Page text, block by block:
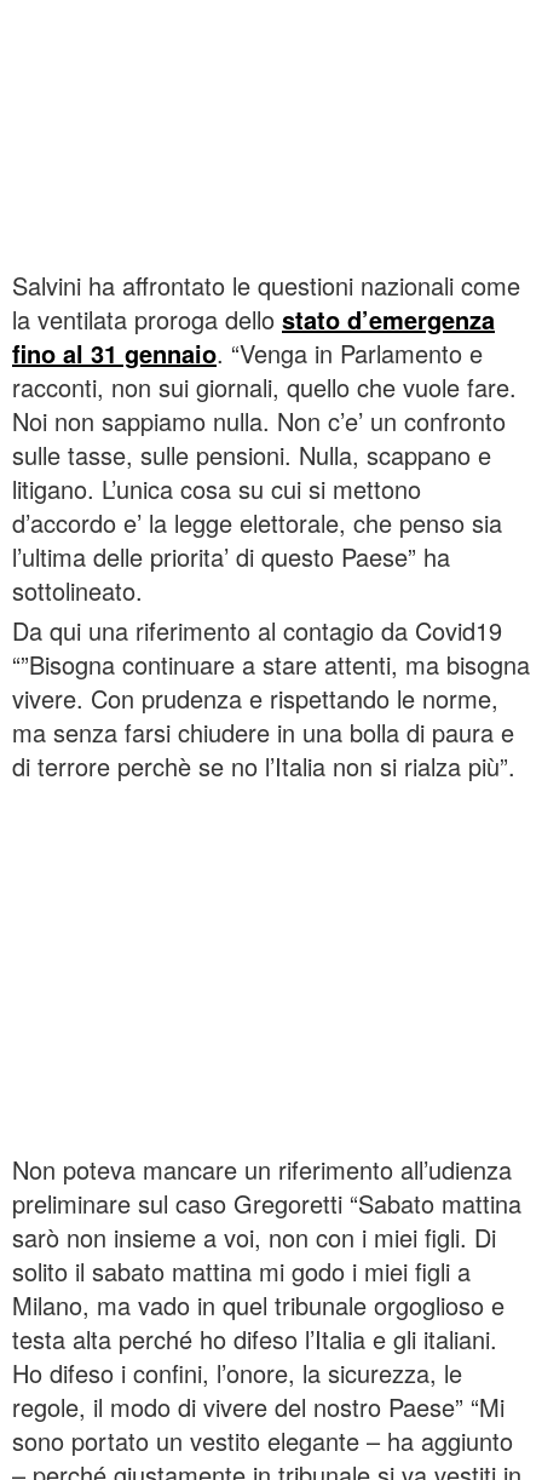
Salvini ha affrontato le questioni nazionali come
la ventilata proroga dello stato d’emergenza
fino al 31 gennaio. “Venga in Parlamento e
racconti, non sui giornali, quello che vuole fare.
Noi non sappiamo nulla. Non c’e’ un confronto
sulle tasse, sulle pensioni. Nulla, scappano e
litigano. L’unica cosa su cui si mettono
d’accordo e’ la legge elettorale, che penso sia
l’ultima delle priorita’ di questo Paese” ha
sottolineato.
Da qui una riferimento al contagio da Covid19
“”Bisogna continuare a stare attenti, ma bisogna
vivere. Con prudenza e rispettando le norme,
ma senza farsi chiudere in una bolla di paura e
di terrore perchè se no l’Italia non si rialza più”.
Non poteva mancare un riferimento all’udienza
preliminare sul caso Gregoretti “Sabato mattina
sarò non insieme a voi, non con i miei figli. Di
solito il sabato mattina mi godo i miei figli a
Milano, ma vado in quel tribunale orgoglioso e
testa alta perché ho difeso l’Italia e gli italiani.
Ho difeso i confini, l’onore, la sicurezza, le
regole, il modo di vivere del nostro Paese” “Mi
sono portato un vestito elegante – ha aggiunto